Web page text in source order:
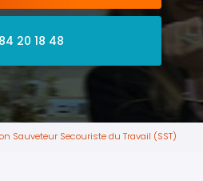
20 18 48
Sauveteur Secouriste du Travail (SST)